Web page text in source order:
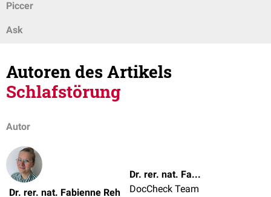
Piccer
Ask
Autoren des Artikels
Schlafstörung
Autor
Dr. rer. nat. Fabienne Reh
Dr. rer. nat. Fabienne Reh
DocCheck Team